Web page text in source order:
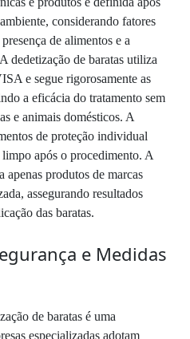
considerando fatores
de alimentos e a
dedetização de baratas utiliza
e segue rigorosamente as
a eficácia do tratamento sem
e animais domésticos. A
de proteção individual
após o procedimento. A
produtos de marcas
assegurando resultados
das baratas.
e Medidas
de baratas é uma
especializadas adotam